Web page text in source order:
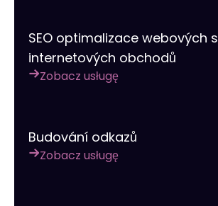
SEO optimalizace webových
internetových obchodů
Zobacz usługę
Budování odkazů
Zobacz usługę